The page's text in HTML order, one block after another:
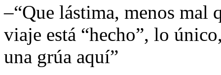
–“Que lástima, menos mal
viaje está “hecho”, lo
una grúa aquí”